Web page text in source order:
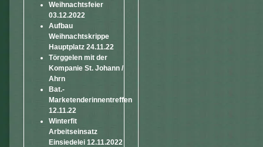
Weihnachtsfeier
03.12.2022
Aufbau
Weihnachtskrippe
Hauptplatz 24.11.22
Törggelen mit der
Kompanie St. Johann /
Ahrn
Bat.-
Marketenderinnentreffen
12.11.22
Winterfit
Arbeitseinsatz
Einsiedelei 12.11.2022